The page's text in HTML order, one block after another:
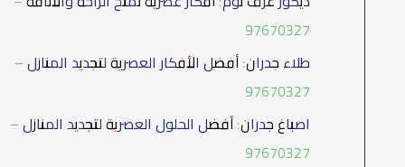
:
97670327
طلاء جدران: أفضل الأفكار العصرية لتجديد المنازل –
97670327
اصباغ جدران: أفضل الحلول العصرية لتجديد المنازل –
97670327